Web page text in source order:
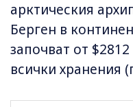
арктическия
Берген в
започват от
всички хранения